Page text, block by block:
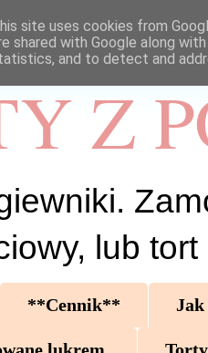
Z
lub tort
**Cennik** Jak
site uses cookies from
shared with Google along
and to detect and